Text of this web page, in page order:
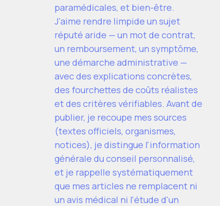
paramédicales, et bien-être.
J'aime rendre limpide un sujet
réputé aride — un mot de contrat,
un remboursement, un symptôme,
une démarche administrative —
avec des explications concrètes,
des fourchettes de coûts réalistes
et des critères vérifiables. Avant de
publier, je recoupe mes sources
(textes officiels, organismes,
notices), je distingue l'information
générale du conseil personnalisé,
et je rappelle systématiquement
que mes articles ne remplacent ni
un avis médical ni l'étude d'un